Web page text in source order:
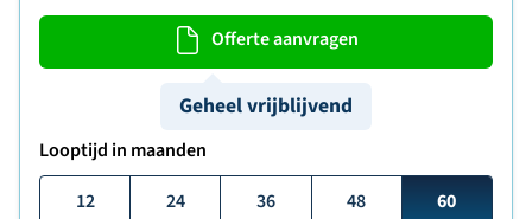
Offerte aanvragen
Geheel vrijblijvend
Looptijd in maanden
12
24 36 48 60